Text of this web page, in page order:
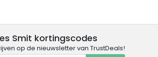
Smit kortingscodes
op de nieuwsletter van TrustDeals!